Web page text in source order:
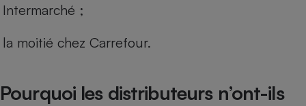
Intermarché ;
la moitié chez Carrefour.
Pourquoi les distributeurs n’ont-ils